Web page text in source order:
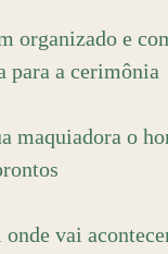
organizado e
para a cerimônia
maquiadora o
onde vai